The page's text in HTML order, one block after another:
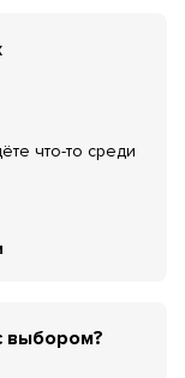
что-то среди
выбором?